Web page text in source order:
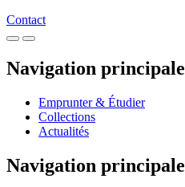
Contact
Navigation principale
Emprunter & Étudier
Collections
Actualités
Navigation principale